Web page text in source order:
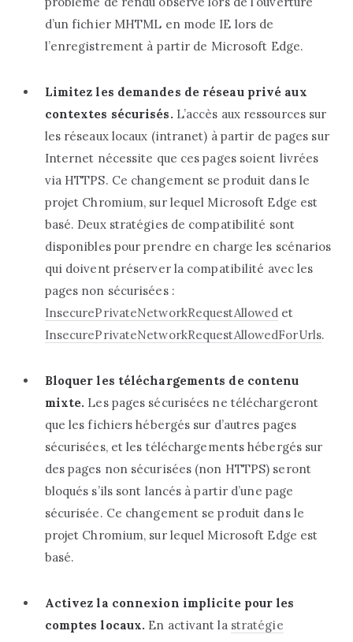
d’un fichier MHTML en mode IE lors de
l’enregistrement à partir de Microsoft Edge.‎
‎Limitez les demandes de réseau privé aux
contextes sécurisés.‎ ‎ L’accès aux ressources sur
les réseaux locaux (intranet) à partir de pages sur
Internet nécessite que ces pages soient livrées
via HTTPS. Ce changement se produit dans le
projet Chromium, sur lequel Microsoft Edge est
basé. Deux stratégies de compatibilité sont
disponibles pour prendre en charge les scénarios
qui doivent préserver la compatibilité avec les
pages non sécurisées :
‎InsecurePrivateNetworkRequestAllowed‎ ‎ et
‎InsecurePrivateNetworkRequestAllowedForUrls‎‎.‎
‎Bloquer les téléchargements de contenu
mixte.‎ ‎ Les pages sécurisées ne téléchargeront
que les fichiers hébergés sur d’autres pages
sécurisées, et les téléchargements hébergés sur
des pages non sécurisées (non HTTPS) seront
bloqués s’ils sont lancés à partir d’une page
sécurisée. Ce changement se produit dans le
projet Chromium, sur lequel Microsoft Edge est
basé.‎
‎Activez la connexion implicite pour les
comptes locaux.‎ ‎ En activant la ‎ ‎stratégie